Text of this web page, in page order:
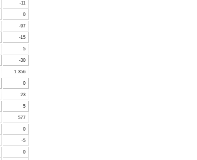
-11
0
-97
-15
5
-30
1.356
0
23
5
577
0
-5
0